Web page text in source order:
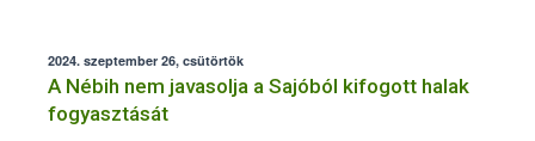
2024. szeptember 26, csütörtök
A Nébih nem javasolja a Sajóból kifogott halak
fogyasztását